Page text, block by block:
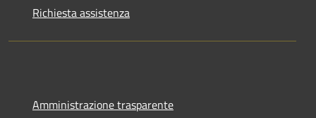
Richiesta assistenza
Amministrazione trasparente